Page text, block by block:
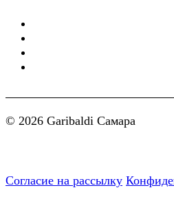
© 2026 Garibaldi Самара
Согласие на рассылку